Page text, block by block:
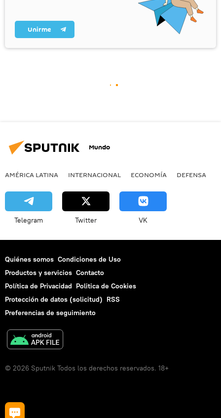
Unirme
Mundo
AMÉRICA LATINA INTERNACIONAL ECONOMÍA DEFENSA
Telegram Twitter VK
Quiénes somos Condiciones de Uso
Productos y servicios Contacto
Política de Privacidad Politica de Cookies
Protección de datos (solicitud) RSS
Preferencias de seguimiento
© 2026 Sputnik Todos los derechos reservados. 18+